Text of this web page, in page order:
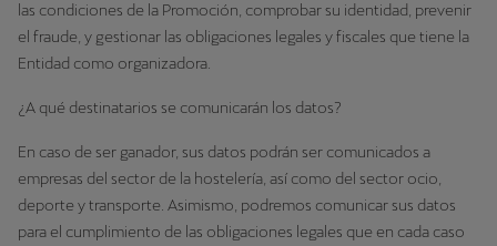
las condiciones de la Promoción, comprobar su identidad, prevenir
el fraude, y gestionar las obligaciones legales y fiscales que tiene la
Entidad como organizadora.
¿A qué destinatarios se comunicarán los datos?
En caso de ser ganador, sus datos podrán ser comunicados a
empresas del sector de la hostelería, así como del sector ocio,
deporte y transporte. Asimismo, podremos comunicar sus datos
para el cumplimiento de las obligaciones legales que en cada caso